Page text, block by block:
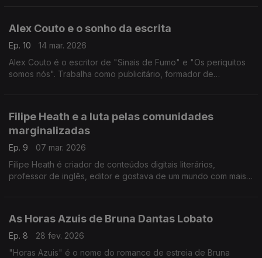
Alex Couto e o sonho da escrita
Ep. 10
14 mar. 2026
Alex Couto é o escritor de "Sinais de Fumo" e "Os periquitos
somos nós". Trabalha como publicitário, formador de
Filipe Heath e a luta pelas comunidades
marginalizadas
Ep. 9
07 mar. 2026
Filipe Heath é criador de conteúdos digitais literários,
professor de inglês, editor e gostava de um mundo com mais
As Horas Azuis de Bruna Dantas Lobato
Ep. 8
28 fev. 2026
"Horas Azuis" é o nome do romance de estreia de Bruna